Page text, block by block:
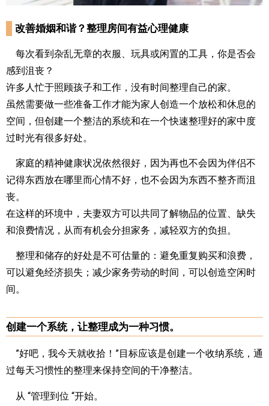
改善婚姻和谐？整理房间有益心理健康
每次看到杂乱无章的衣服、玩具或闲置的工具，你是否会
感到沮丧？
许多人忙于照顾孩子和工作，没有时间整理自己的家。
虽然需要做一些准备工作才能为家人创造一个放松和休息的
空间，但创建一个整洁的系统和在一个快速整理好的家中度
过时光有很多好处。
家庭的精神健康状况依然很好，因为再也不会因为伴侣不
记得东西放在哪里而心情不好，也不会因为东西不整齐而沮
丧。
在这样的环境中，夫妻双方可以共同了解物品的位置、缺失
和浪费情况，从而有机会分担家务，减轻双方的负担。
整理和储存的好处是不可估量的：避免重复购买和浪费，
可以避免经济损失；减少家务劳动的时间，可以创造空闲时
间。
创建一个系统，让整理成为一种习惯。
”好吧，我今天就收拾！”目标应该是创建一个收纳系统，通
过每天习惯性的整理来保持空间的干净整洁。
从 “管理到位 “开始。